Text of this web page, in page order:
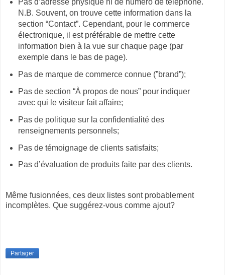
Pas d’adresse physique ni de numéro de téléphone.
N.B. Souvent, on trouve cette information dans la
section “Contact”. Cependant, pour le commerce
électronique, il est préférable de mettre cette
information bien à la vue sur chaque page (par
exemple dans le bas de page).
Pas de marque de commerce connue (”brand”);
Pas de section “À propos de nous” pour indiquer
avec qui le visiteur fait affaire;
Pas de politique sur la confidentialité des
renseignements personnels;
Pas de témoignage de clients satisfaits;
Pas d’évaluation de produits faite par des clients.
Même fusionnées, ces deux listes sont probablement
incomplètes. Que suggérez-vous comme ajout?
Partager